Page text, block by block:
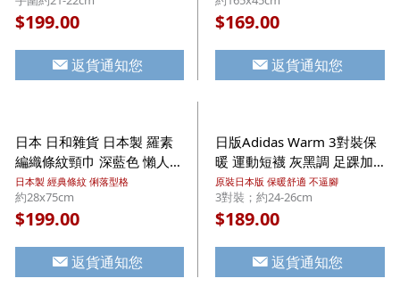
界 - 日本市集】
$199.00
返貨通知您
集】
$169.00
返貨通知您
日本 日和雜貨 日本製 羅素
編織條紋頸巾 深藍色 懶人穿
戴側環設計 圍巾【市集世界
- 日本市集】
日本製 經典條紋 俐落型格
約28x75cm
$199.00
返貨通知您
日版Adidas Warm 3對裝保
暖 運動短襪 灰黑調 足踝加
厚 寬腳跟剪裁 24-26cm
(074)【市集世界 - 日本市
集】
原裝日本版 保暖舒適 不逼腳
3對裝；約24-26cm
$189.00
返貨通知您